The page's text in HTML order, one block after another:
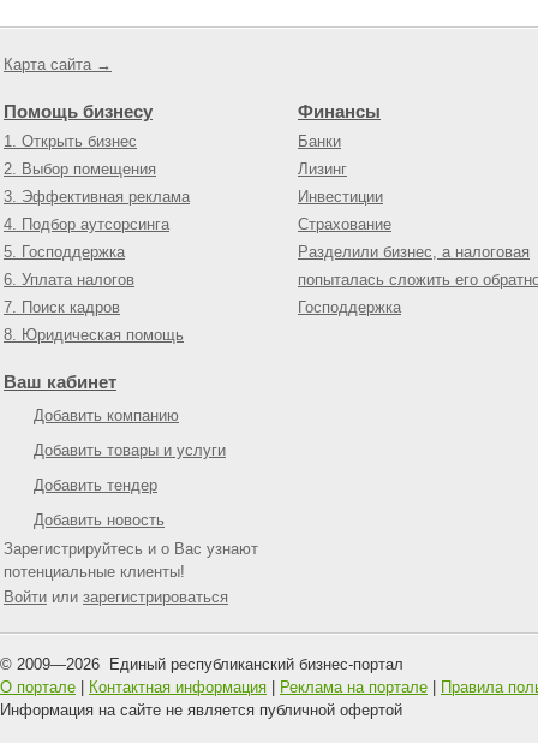
Карта сайта →
Помощь бизнесу
1. Открыть бизнес
2. Выбор помещения
3. Эффективная реклама
4. Подбор аутсорсинга
5. Господдержка
6. Уплата налогов
7. Поиск кадров
8. Юридическая помощь
Финансы
Банки
Лизинг
Инвестиции
Страхование
Разделили бизнес, а налоговая
попыталась сложить его
Господдержка
Ваш кабинет
Добавить компанию
Добавить товары и услуги
Добавить тендер
Добавить новость
Зарегистрируйтесь и о Вас узнают
потенциальные клиенты!
Войти или зарегистрироваться
© 2009—2026 Единый республиканский бизнес-портал
О портале
Контактная информация Реклама на портале
Правила
Информация на сайте не является публичной офертой